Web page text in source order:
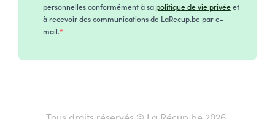
personnelles conformément à sapolitique de vie privéeet
à recevoir des communications de LaRecup.be par e-
mail.